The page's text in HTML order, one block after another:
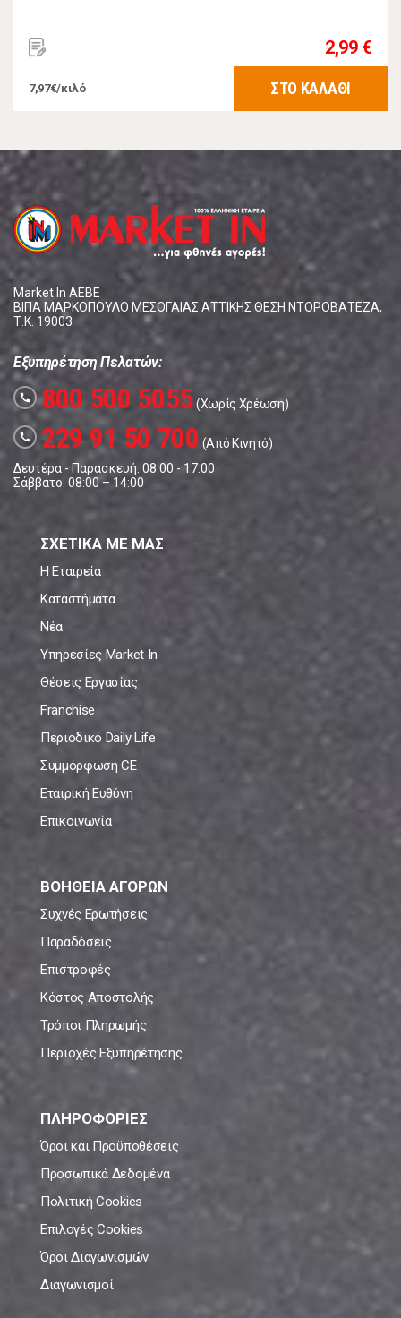
2,99 €
7,97€/κιλό ΣΤΟ ΚΑΛΑΘΙ
Market In ΑΕΒΕ
ΒΙΠΑ ΜΑΡΚΟΠΟΥΛΟ ΜΕΣΟΓΑΙΑΣ ΑΤΤΙΚΗΣ ΘΕΣΗ ΝΤΟΡΟΒΑΤΕΖΑ,
Τ.Κ. 19003
Εξυπηρέτηση Πελατών:
call 800 500 5055(Χωρίς Χρέωση)
call 229 91 50 700 (Από Κινητό)
Δευτέρα - Παρασκευή: 08:00 - 17:00
Σάββατο: 08:00 – 14:00
ΣΧΕΤΙΚΑ ΜΕ ΜΑΣ
Η Εταιρεία
Καταστήματα
Νέα
Υπηρεσίες Market In
Θέσεις Εργασίας
Franchise
Περιοδικό Daily Life
Συμμόρφωση CE
Εταιρική Ευθύνη
Επικοινωνία
ΒΟΗΘΕΙΑ ΑΓΟΡΩΝ
Συχνές Ερωτήσεις
Παραδόσεις
Επιστροφές
Κόστος Αποστολής
Τρόποι Πληρωμής
Περιοχές Εξυπηρέτησης
ΠΛΗΡΟΦΟΡΙΕΣ
Όροι και Προϋποθέσεις
Προσωπικά Δεδομένα
Πολιτική Cookies
Επιλογές Cookies
Όροι Διαγωνισμών
Διαγωνισμοί